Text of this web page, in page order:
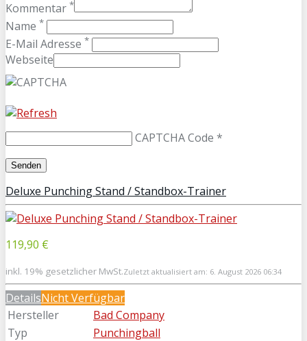
Kommentar *
Name *
E-Mail Adresse *
Webseite
CAPTCHA Code *
Deluxe Punching Stand / Standbox-Trainer
119,90 €
inkl. 19% gesetzlicher MwSt.Zuletzt aktualisiert am: 6. August 2026 06:34
DetailsNicht Verfügbar
Hersteller
Bad Company
Typ
Punchingball